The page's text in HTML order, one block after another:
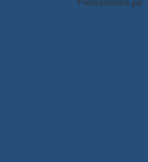
Prenumerera på: